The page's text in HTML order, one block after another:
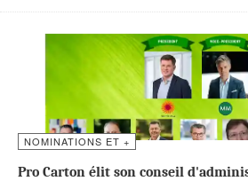
NOMINATIONS ET +
Pro Carton élit son conseil